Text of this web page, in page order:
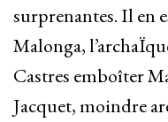
surprenantes. Il en
Malonga,
Castres emboîter
Jacquet, moindre